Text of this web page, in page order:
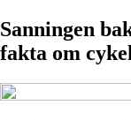
Sanningen
fakta om